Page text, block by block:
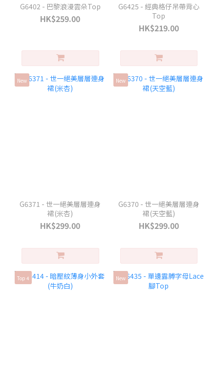
G6402 - 巴黎浪漫雲朵Top
HK$259.00
G6425 - 經典格仔吊帶背心
Top
HK$219.00
New
G6371 - 世一絕美層層連身
裙(米杏)
HK$299.00
New
G6370 - 世一絕美層層連身
裙(天空藍)
HK$299.00
Top 4 New